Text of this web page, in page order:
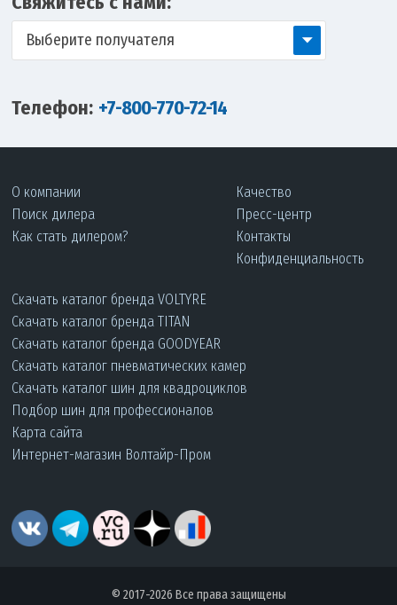
Выберите получателя
Телефон: +7-800-770-72-14
О компании
Поиск дилера
Как стать дилером?
Качество
Пресс-центр
Контакты
Конфиденциальность
Скачать каталог бренда VOLTYRE
Скачать каталог бренда TITAN
Скачать каталог бренда GOODYEAR
Скачать каталог пневматических камер
Скачать каталог шин для квадроциклов
Подбор шин для профессионалов
Карта сайта
Интернет-магазин Волтайр-Пром
© 2017-2026 Все права защищены